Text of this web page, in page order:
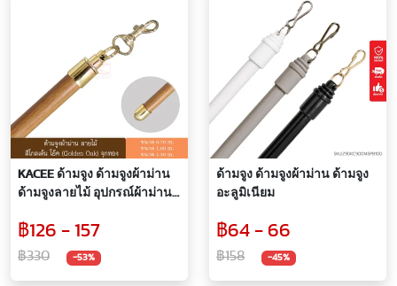
KACEE ด้ามจูง ด้ามจูงผ้าม่าน
ด้ามจูงลายไม้ อุปกรณ์ผ้าม่าน
฿126 - 157
฿330 -53%
ด้ามจูง ด้ามจูงผ้าม่าน ด้ามจูง
อะลูมิเนียม
฿64 - 66
฿158 -45%